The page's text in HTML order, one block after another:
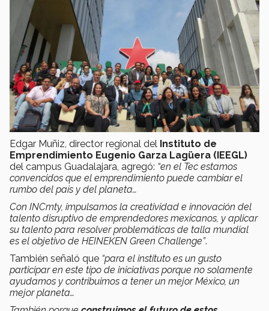
Edgar Muñiz, director regional del Instituto de
Emprendimiento Eugenio Garza Lagüera (IEEGL)
del campus Guadalajara, agregó: “en el Tec estamos
convencidos que el emprendimiento puede cambiar el
rumbo del país y del planeta…
Con INCmty, impulsamos la creatividad e innovación del
talento disruptivo de emprendedores mexicanos, y aplicar
su talento para resolver problemáticas de talla mundial
es el objetivo de HEINEKEN Green Challenge”.
También señaló que “para el instituto es un gusto
participar en este tipo de iniciativas porque no solamente
ayudamos y contribuimos a tener un mejor México, un
mejor planeta…